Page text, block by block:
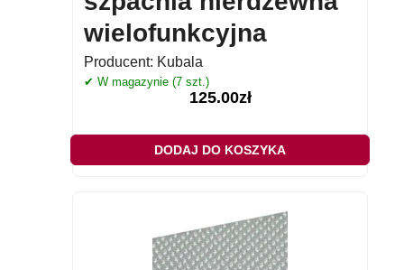
wielofunkcyjna
Producent: Kubala
✔ W magazynie (7 szt.)
125.00zł
DODAJ DO KOSZYKA